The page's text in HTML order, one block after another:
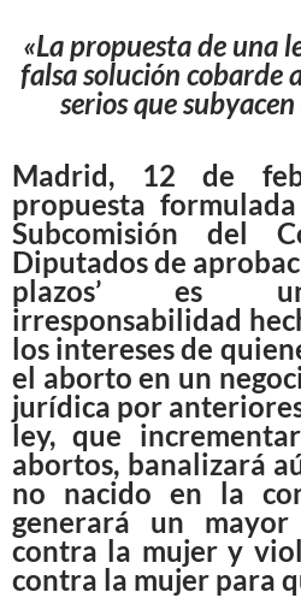
«La propuesta de una
falsa solución cobarde
serios que
Madrid, 12 de
propuesta
Subcomisión del
Diputados de
plazos’ es
irresponsabilidad
los intereses de
el aborto en un
jurídica por
ley, que
abortos, banalizará
no nacido en la
generará un
contra la mujer y
contra la mujer para